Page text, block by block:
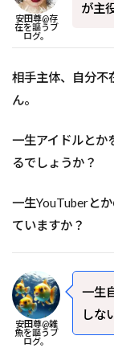
安田尊@存
在を謳うブ
ログ。
が主
相手主体、自分不
ん。
一生アイドルとか
るでしょうか？
一生YouTuberと
ていますか？
安田尊@雑
魚を謳うブ
ログ。
一生
しな